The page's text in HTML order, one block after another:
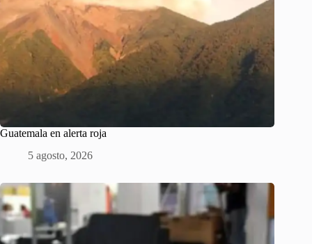
Guatemala en alerta roja
5 agosto, 2026